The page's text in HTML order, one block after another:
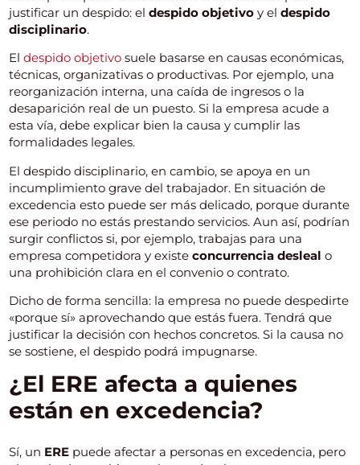
justificar un despido: eldespido objetivo y eldespido
disciplinario.
Eldespido objetivo suele basarse en causas económicas,
técnicas, organizativas o productivas. Por ejemplo, una
reorganización interna, una caída de ingresos o la
desaparición real de un puesto. Si la empresa acude a
esta vía, debe explicar bien la causa y cumplir las
formalidades legales.
El despido disciplinario, en cambio, se apoya en un
incumplimiento grave del trabajador. En situación de
excedencia esto puede ser más delicado, porque durante
ese periodo no estás prestando servicios. Aun así, podrían
surgir conflictos si, por ejemplo, trabajas para una
empresa competidora y existeconcurrencia desleal o
una prohibición clara en el convenio o contrato.
Dicho de forma sencilla: la empresa no puede despedirte
«porque sí» aprovechando que estás fuera. Tendrá que
justificar la decisión con hechos concretos. Si la causa no
se sostiene, el despido podrá impugnarse.
¿El ERE afecta a quienes
están en excedencia?
Sí, un ERE puede afectar a personas en excedencia, pero